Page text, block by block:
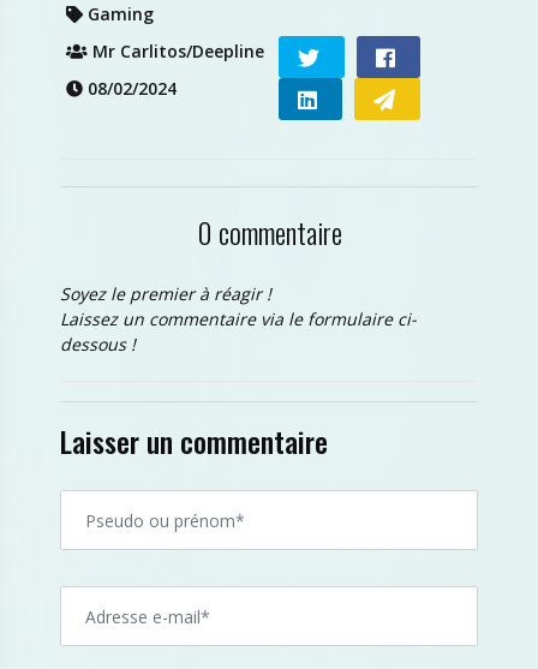
Gaming
Mr Carlitos/Deepline
08/02/2024
0 commentaire
Soyez le premier à réagir !
Laissez un commentaire via le formulaire ci-
dessous !
Laisser un commentaire